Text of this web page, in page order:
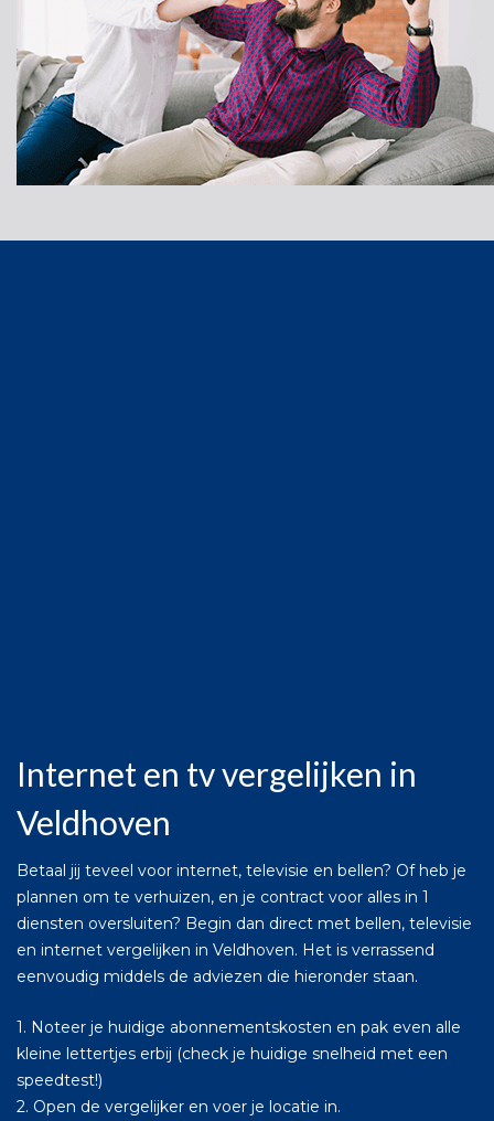
Internet en tv vergelijken in
Veldhoven
Betaal jij teveel voor internet, televisie en bellen? Of heb je
plannen om te verhuizen, en je contract voor alles in 1
diensten oversluiten? Begin dan direct met bellen, televisie
en internet vergelijken in Veldhoven. Het is verrassend
eenvoudig middels de adviezen die hieronder staan.
1. Noteer je huidige abonnementskosten en pak even alle
kleine lettertjes erbij (check je huidige snelheid met een
speedtest!)
2. Open de vergelijker en voer je locatie in.